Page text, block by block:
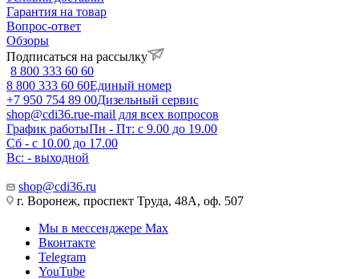
Гарантия на товар
Вопрос-ответ
Обзоры
Подписаться на рассылку
8 800 333 60 60
8 800 333 60 60Единый номер
+7 950 754 89 00Дизельный сервис
shop@cdi36.rue-mail для всех вопросов
График работыПн - Пт: с 9.00 до 19.00
Сб - с 10.00 до 17.00
Вс: - выходной
shop@cdi36.ru
г. Воронеж, проспект Труда, 48А, оф. 507
Мы в мессенджере Max
Вконтакте
Telegram
YouTube